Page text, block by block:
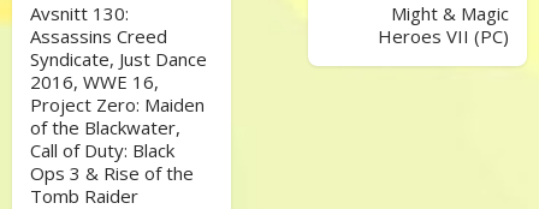
Avsnitt 130:
Assassins Creed
Syndicate, Just Dance
2016, WWE 16,
Project Zero: Maiden
of the Blackwater,
Call of Duty: Black
Ops 3 & Rise of the
Tomb Raider
Might & Magic
Heroes VII (PC)